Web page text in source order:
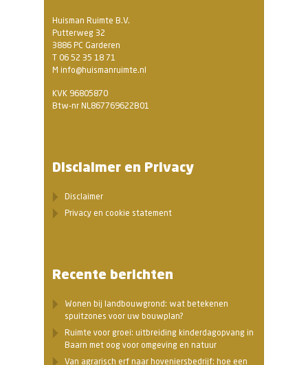
Huisman Ruimte B.V.
Putterweg 32
3886 PC Garderen
T 06 52 35 18 71
M info@huismanruimte.nl
KVK 96805870
Btw-nr NL867769622B01
Disclaimer en Privacy
Disclaimer
Privacy en cookie statement
Recente berichten
Wonen bij landbouwgrond: wat betekenen
spuitzones voor uw bouwplan?
Ruimte voor groei: uitbreiding kinderdagopvang in
Baarn met oog voor omgeving en natuur
Van agrarisch erf naar hoveniersbedrijf: hoe een